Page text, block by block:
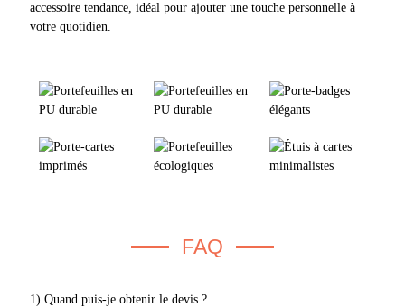
accessoire tendance, idéal pour ajouter une touche personnelle à
votre quotidien.
FAQ
1) Quand puis-je obtenir le devis ?